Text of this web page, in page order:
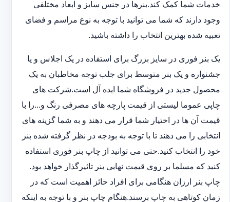
خدمات شما کمک کند.بنرها در جنس سایز و ابعاد مختلفی
وجود دارند که شما می توانید با توجه به نوع مراسم و فضای
تعبیه شده بهترین انتخاب را داشته باشید.
یک بنر فوری در سایز بزرگ برای استفاده در یک اجلاس و یا
جشنواره و یک بنر متوسط برای جلب توجه مخاطبان به یک
محصول جدید در فروشگاه شما ایده آل است.شرکت های
چاپی عموما لیستی از قیمت پارچه های مصرفی رنگ و...را با
قیمت آن ها در اختیار شما قرار می دهند و به شما گزینه های
انتخابی را می دهند تا با توجه به بودجه در نظر گرفته شده بنر
خود را انتخاب کنید.حتی می توانید از چاپ بنر فوری استفاده
کنید که مسلما بر روی قیمت نهایی بنر تاثیرگذار خواهد بود.
چاپ بنر ارزان هنگامی برای افراد حائز اهمیت است که در
زمان کوتاهی به چاپ برسند.هنگام چاپ بنر و با توجه به اینکه